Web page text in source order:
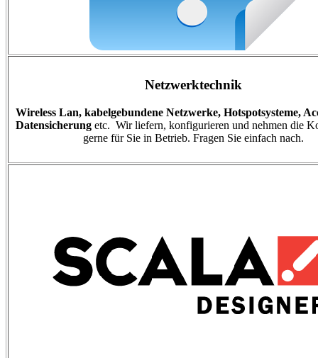
Netzwerktechnik
Wireless Lan, kabelgebundene Netzwerke, Hotspotsysteme,
Datensicherung etc. Wir liefern, konfigurieren und nehmen die
gerne für Sie in Betrieb. Fragen Sie einfach nach.